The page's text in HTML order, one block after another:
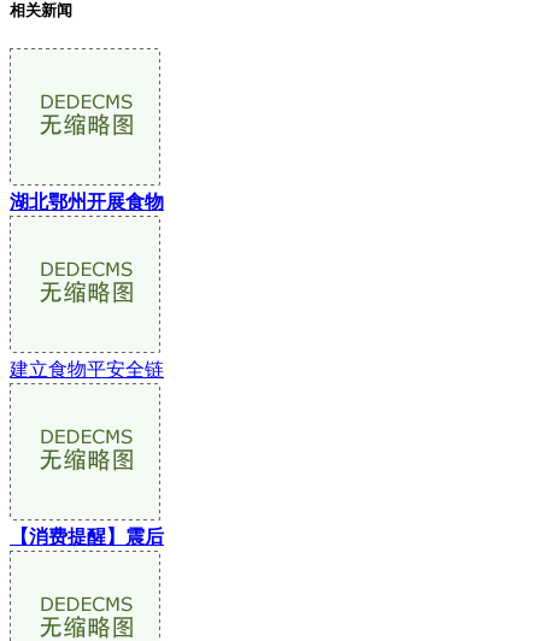
相关新闻
湖北鄂州开展食物
建立食物平安全链
【消费提醒】震后